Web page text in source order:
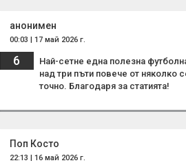
анонимен
00:03 | 17 май 2026 г.
6
Най-сетне една полезна
над три пъти повече от няколко
точно. Благодаря за статията!
Поп Косто
22:13 | 16 май 2026 г.